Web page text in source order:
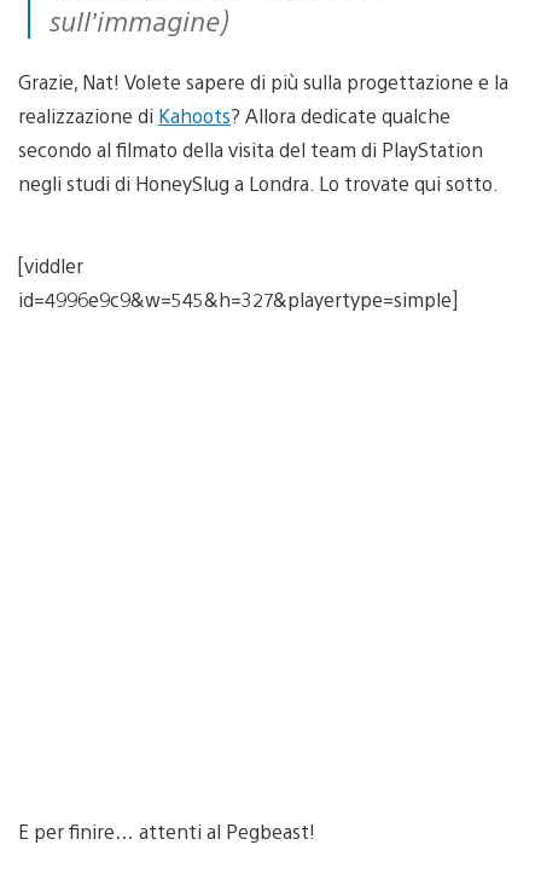
sull’immagine)
Grazie, Nat! Volete sapere di più sulla progettazione e la
realizzazione di Kahoots? Allora dedicate qualche
secondo al filmato della visita del team di PlayStation
negli studi di HoneySlug a Londra. Lo trovate qui sotto.
[viddler
id=4996e9c9&w=545&h=327&playertype=simple]
E per finire… attenti al Pegbeast!